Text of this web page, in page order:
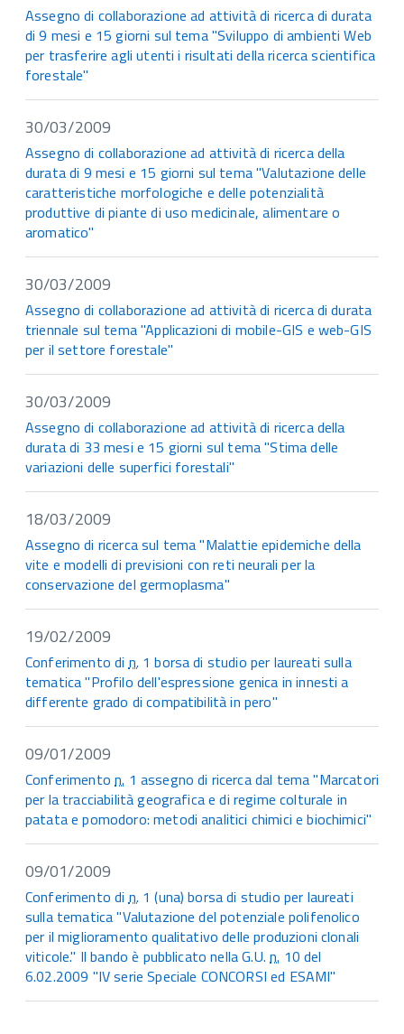
Assegno di collaborazione ad attività di ricerca di durata
di 9 mesi e 15 giorni sul tema "Sviluppo di ambienti Web
per trasferire agli utenti i risultati della ricerca scientifica
forestale"
30/03/2009
Assegno di collaborazione ad attività di ricerca della
durata di 9 mesi e 15 giorni sul tema "Valutazione delle
caratteristiche morfologiche e delle potenzialità
produttive di piante di uso medicinale, alimentare o
aromatico"
30/03/2009
Assegno di collaborazione ad attività di ricerca di durata
triennale sul tema "Applicazioni di mobile-GIS e web-GIS
per il settore forestale"
30/03/2009
Assegno di collaborazione ad attività di ricerca della
durata di 33 mesi e 15 giorni sul tema "Stima delle
variazioni delle superfici forestali"
18/03/2009
Assegno di ricerca sul tema "Malattie epidemiche della
vite e modelli di previsioni con reti neurali per la
conservazione del germoplasma"
19/02/2009
Conferimento di n. 1 borsa di studio per laureati sulla
tematica "Profilo dell'espressione genica in innesti a
differente grado di compatibilità in pero"
09/01/2009
Conferimenton. 1 assegno di ricerca dal tema "Marcatori
per la tracciabilità geografica e di regime colturale in
patata e pomodoro: metodi analitici chimici e biochimici"
09/01/2009
Conferimento di n. 1 (una) borsa di studio per laureati
sulla tematica "Valutazione del potenziale polifenolico
per il miglioramento qualitativo delle produzioni clonali
viticole." Il bando è pubblicato nella G.U.n. 10 del
6.02.2009 "IV serie Speciale CONCORSI ed ESAMI"